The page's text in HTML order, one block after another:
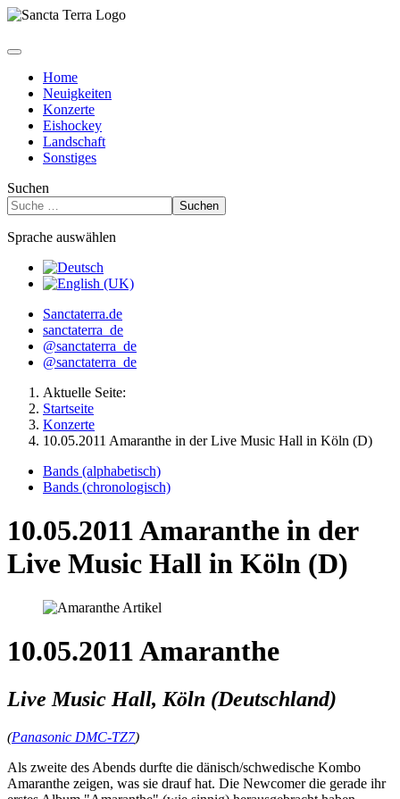
Home
Neuigkeiten
Konzerte
Eishockey
Landschaft
Sonstiges
Suchen
Suchen
Sprache auswählen
Sanctaterra.de
sanctaterra_de
@sanctaterra_de
@sanctaterra_de
Aktuelle Seite:
Startseite
Konzerte
10.05.2011 Amaranthe in der Live Music Hall in Köln (D)
Bands (alphabetisch)
Bands (chronologisch)
10.05.2011 Amaranthe in der
Live Music Hall in Köln (D)
10.05.2011 Amaranthe
Live Music Hall, Köln (Deutschland)
(Panasonic DMC-TZ7)
Als zweite des Abends durfte die dänisch/schwedische Kombo
Amaranthe zeigen, was sie drauf hat. Die Newcomer die gerade ihr